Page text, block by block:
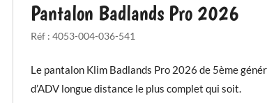
Pantalon Badlands Pro 2026
Réf : 4053-004-036-541
Le pantalon Klim Badlands Pro 2026 de 5ème
d’ADV longue distance le plus complet qui soit.